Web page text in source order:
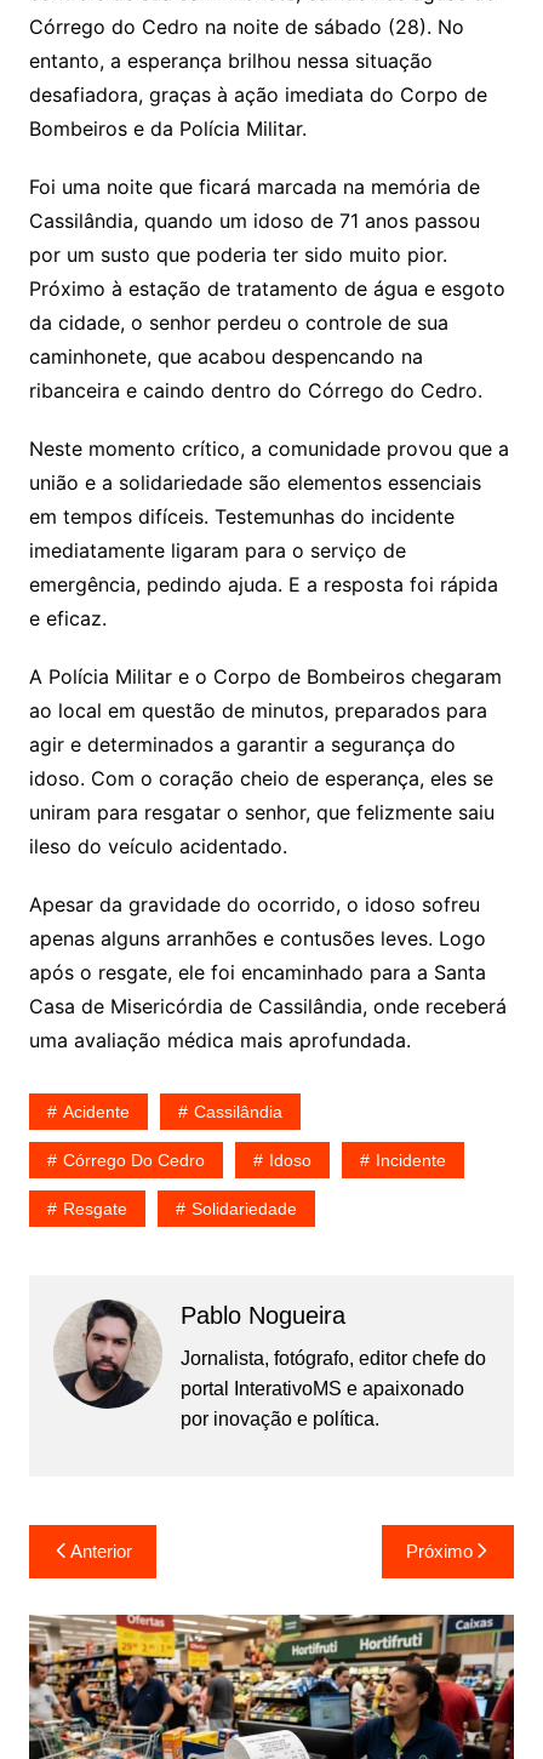
Córrego do Cedro na noite de sábado (28). No
entanto, a esperança brilhou nessa situação
desafiadora, graças à ação imediata do Corpo de
Bombeiros e da Polícia Militar.
Foi uma noite que ficará marcada na memória de
Cassilândia, quando um idoso de 71 anos passou
por um susto que poderia ter sido muito pior.
Próximo à estação de tratamento de água e esgoto
da cidade, o senhor perdeu o controle de sua
caminhonete, que acabou despencando na
ribanceira e caindo dentro do Córrego do Cedro.
Neste momento crítico, a comunidade provou que a
união e a solidariedade são elementos essenciais
em tempos difíceis. Testemunhas do incidente
imediatamente ligaram para o serviço de
emergência, pedindo ajuda. E a resposta foi rápida
e eficaz.
A Polícia Militar e o Corpo de Bombeiros chegaram
ao local em questão de minutos, preparados para
agir e determinados a garantir a segurança do
idoso. Com o coração cheio de esperança, eles se
uniram para resgatar o senhor, que felizmente saiu
ileso do veículo acidentado.
Apesar da gravidade do ocorrido, o idoso sofreu
apenas alguns arranhões e contusões leves. Logo
após o resgate, ele foi encaminhado para a Santa
Casa de Misericórdia de Cassilândia, onde receberá
uma avaliação médica mais aprofundada.
Acidente Cassilândia
Córrego Do Cedro Idoso Incidente
Resgate Solidariedade
Pablo Nogueira
Jornalista, fotógrafo, editor chefe do
portal InterativoMS e apaixonado
por inovação e política.
Navegação
de
Post
Anterior Próximo